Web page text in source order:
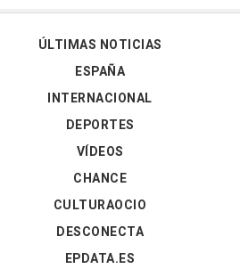
ÚLTIMAS NOTICIAS
ESPAÑA
INTERNACIONAL
DEPORTES
VÍDEOS
CHANCE
CULTURAOCIO
DESCONECTA
EPDATA.ES